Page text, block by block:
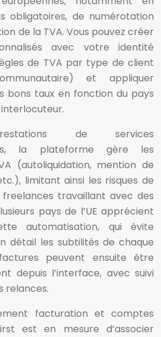
obligatoires, de numérotation
de la TVA. Vous pouvez créer
avec votre identité
de TVA par type de client
et appliquer
bons taux en fonction du pays
de services
la plateforme gère les
(autoliquidation, mention de
limitant ainsi les risques de
travaillant avec des
pays de l’UE apprécient
automatisation, qui évite
détail les subtilités de chaque
peuvent ensuite être
depuis l’interface, avec suivi
relances.
facturation et comptes
est en mesure d’associer